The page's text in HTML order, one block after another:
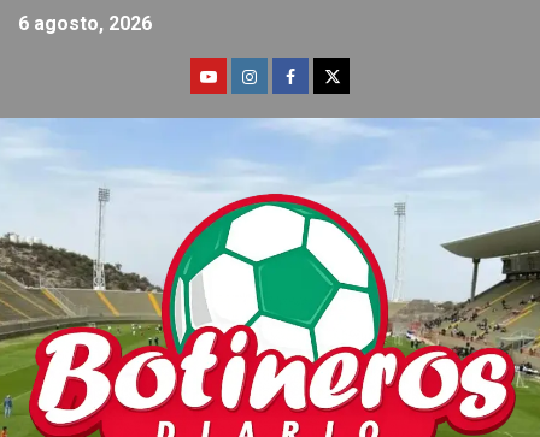
6 agosto, 2026